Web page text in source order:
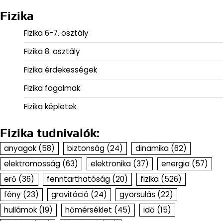
Fizika
Fizika 6-7. osztály
Fizika 8. osztály
Fizika érdekességek
Fizika fogalmak
Fizika képletek
Fizika tudnivalók:
anyagok (58) biztonság (24) dinamika (62)
elektromosság (63) elektronika (37) energia (57)
erő (36) fenntarthatóság (20) fizika (526)
fény (23) gravitáció (24) gyorsulás (22)
hullámok (19) hőmérséklet (45) idő (15)